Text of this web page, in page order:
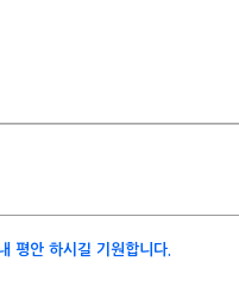
평안 하시길 기원합니다.